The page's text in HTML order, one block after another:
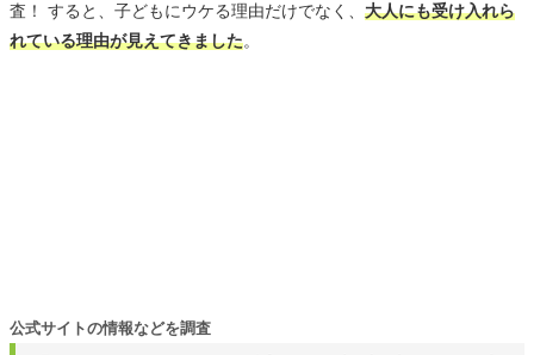
査！ すると、子どもにウケる理由だけでなく、 大人にも受け入れら
れている理由が見えてきました。
公式サイトの情報などを調査